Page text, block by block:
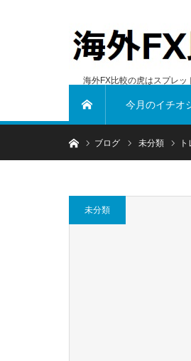
海外FX比較の虎はスプレッ
今月のイチオ
ホームブログ 未分類
未分類